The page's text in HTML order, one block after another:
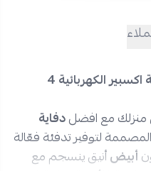
احصل على دفء فوري مع دفاية اكسبير الكهربائية 4
منزلك مع افضلدفاية
لتوفير تدفئة فعّالة
أبيضأنيق ينسجم مع